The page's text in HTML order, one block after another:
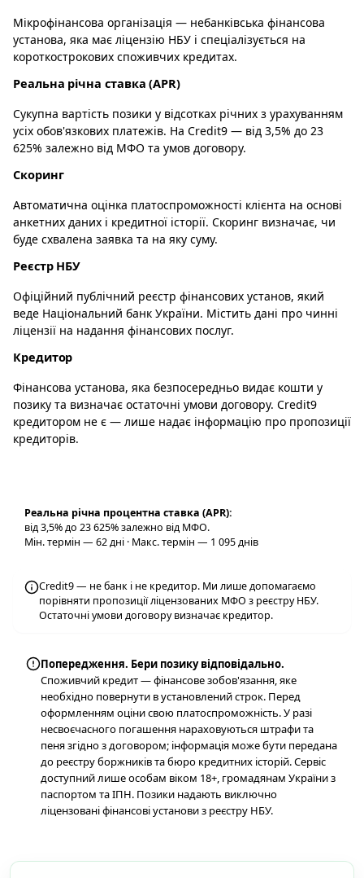
Мікрофінансова організація — небанківська фінансова
установа, яка має ліцензію НБУ і спеціалізується на
короткострокових споживчих кредитах.
Реальна річна ставка (APR)
Сукупна вартість позики у відсотках річних з урахуванням
усіх обов'язкових платежів. На Credit9 — від 3,5% до 23
625% залежно від МФО та умов договору.
Скоринг
Автоматична оцінка платоспроможності клієнта на основі
анкетних даних і кредитної історії. Скоринг визначає, чи
буде схвалена заявка та на яку суму.
Реєстр НБУ
Офіційний публічний реєстр фінансових установ, який
веде Національний банк України. Містить дані про чинні
ліцензії на надання фінансових послуг.
Кредитор
Фінансова установа, яка безпосередньо видає кошти у
позику та визначає остаточні умови договору. Credit9
кредитором не є — лише надає інформацію про пропозиції
кредиторів.
Реальна річна процентна ставка (APR):
від 3,5% до 23 625% залежно від МФО.
Мін. термін — 62 дні · Макс. термін — 1 095 днів
Credit9 — не банк і не кредитор. Ми лише допомагаємо
порівняти пропозиції ліцензованих МФО з реєстру НБУ.
Остаточні умови договору визначає кредитор.
Попередження. Бери позику відповідально.
Споживчий кредит — фінансове зобов'язання, яке
необхідно повернути в установлений строк. Перед
оформленням оціни свою платоспроможність. У разі
несвоєчасного погашення нараховуються штрафи та
пеня згідно з договором; інформація може бути передана
до реєстру боржників та бюро кредитних історій. Сервіс
доступний лише особам віком 18+, громадянам України з
паспортом та ІПН. Позики надають виключно
ліцензовані фінансові установи з реєстру НБУ.